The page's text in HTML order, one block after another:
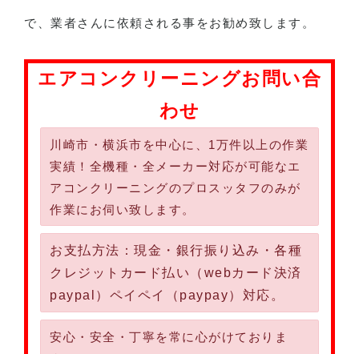
で、業者さんに依頼される事をお勧め致します。
エアコンクリーニングお問い合
わせ
川崎市・横浜市を中心に、1万件以上の作業
実績！全機種・全メーカー対応が可能なエ
アコンクリーニングのプロスッタフのみが
作業にお伺い致します。
お支払方法：現金・銀行振り込み・各種
クレジットカード払い（webカード決済
paypal）ペイペイ（paypay）対応。
安心・安全・丁寧を常に心がけておりま